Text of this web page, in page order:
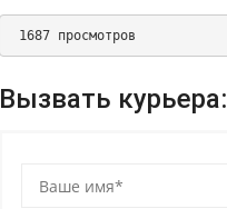
1687 просмотров
Вызвать курьера: